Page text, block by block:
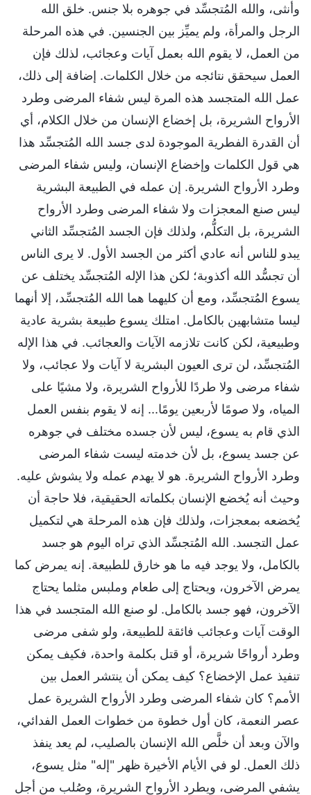
وأنثى، والله المُتجسِّد في جوهره بلا جنس. خلق الله
الرجل والمرأة، ولم يميِّز بين الجنسين. في هذه المرحلة
من العمل، لا يقوم الله بعمل آيات وعجائب، لذلك فإن
العمل سيحقق نتائجه من خلال الكلمات. إضافة إلى ذلك،
عمل الله المتجسد هذه المرة ليس شفاء المرضى وطرد
الأرواح الشريرة، بل إخضاع الإنسان من خلال الكلام، أي
أن القدرة الفطرية الموجودة لدى جسد الله المُتجسِّد هذا
هي قول الكلمات وإخضاع الإنسان، وليس شفاء المرضى
وطرد الأرواح الشريرة. إن عمله في الطبيعة البشرية
ليس صنع المعجزات ولا شفاء المرضى وطرد الأرواح
الشريرة، بل التكلُّم، ولذلك فإن الجسد المُتجسِّد الثاني
يبدو للناس أنه عادي أكثر من الجسد الأول. لا يرى الناس
أن تجسُّد الله أكذوبة؛ لكن هذا الإله المُتجسِّد يختلف عن
يسوع المُتجسِّد، ومع أن كليهما هما الله المُتجسِّد، إلا أنهما
ليسا متشابهين بالكامل. امتلك يسوع طبيعة بشرية عادية
وطبيعية، لكن كانت تلازمه الآيات والعجائب. في هذا الإله
المُتجسِّد، لن ترى العيون البشرية لا آيات ولا عجائب، ولا
شفاء مرضى ولا طردًا للأرواح الشريرة، ولا مشيًا على
المياه، ولا صومًا لأربعين يومًا... إنه لا يقوم بنفس العمل
الذي قام به يسوع، ليس لأن جسده مختلف في جوهره
عن جسد يسوع، بل لأن خدمته ليست شفاء المرضى
وطرد الأرواح الشريرة. هو لا يهدم عمله ولا يشوش عليه.
وحيث أنه يُخضع الإنسان بكلماته الحقيقية، فلا حاجة أن
يُخضعه بمعجزات، ولذلك فإن هذه المرحلة هي لتكميل
عمل التجسد. الله المُتجسِّد الذي تراه اليوم هو جسد
بالكامل، ولا يوجد فيه ما هو خارق للطبيعة. إنه يمرض كما
يمرض الآخرون، ويحتاج إلى طعام وملبس مثلما يحتاج
الآخرون، فهو جسد بالكامل. لو صنع الله المتجسد في هذا
الوقت آيات وعجائب فائقة للطبيعة، ولو شفى مرضى
وطرد أرواحًا شريرة، أو قتل بكلمة واحدة، فكيف يمكن
تنفيذ عمل الإخضاع؟ كيف يمكن أن ينتشر العمل بين
الأمم؟ كان شفاء المرضى وطرد الأرواح الشريرة عمل
عصر النعمة، كان أول خطوة من خطوات العمل الفدائي،
والآن وبعد أن خلَّص الله الإنسان بالصليب، لم يعد ينفذ
ذلك العمل. لو في الأيام الأخيرة ظهر "إله" مثل يسوع،
يشفي المرضى، ويطرد الأرواح الشريرة، وصُلب من أجل